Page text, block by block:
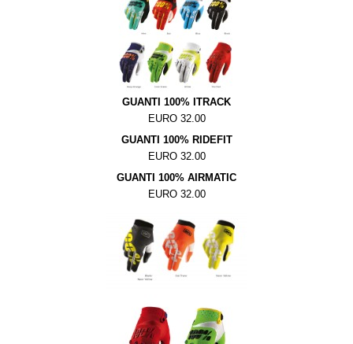
GUANTI 100% ITRACK
EURO 32.00
GUANTI 100% RIDEFIT
EURO 32.00
GUANTI 100% AIRMATIC
EURO 32.00